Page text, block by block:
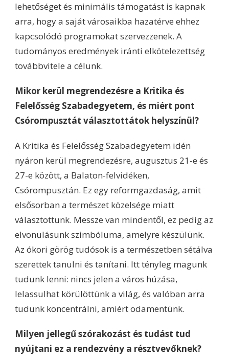
lehetőséget és minimális támogatást is kapnak
arra, hogy a saját városaikba hazatérve ehhez
kapcsolódó programokat szervezzenek. A
tudományos eredmények iránti elkötelezettség
továbbvitele a célunk.
Mikor kerül megrendezésre a Kritika és
Felelősség Szabadegyetem, és miért pont
Csórompusztát választottátok helyszínül?
A Kritika és Felelősség Szabadegyetem idén
nyáron kerül megrendezésre, augusztus 21-e és
27-e között, a Balaton-felvidéken,
Csórompusztán. Ez egy reformgazdaság, amit
elsősorban a természet közelsége miatt
választottunk. Messze van mindentől, ez pedig az
elvonulásunk szimbóluma, amelyre készülünk.
Az ókori görög tudósok is a természetben sétálva
szerettek tanulni és tanítani. Itt tényleg magunk
tudunk lenni: nincs jelen a város húzása,
lelassulhat körülöttünk a világ, és valóban arra
tudunk koncentrálni, amiért odamentünk.
Milyen jellegű szórakozást és tudást tud
nyújtani ez a rendezvény a résztvevőknek?